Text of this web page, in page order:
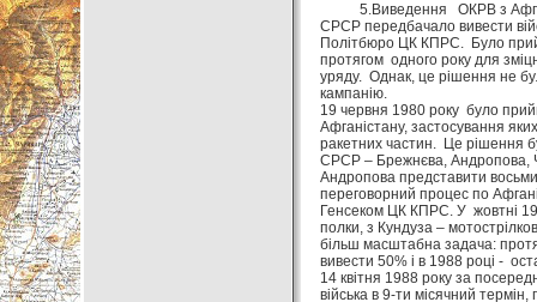
5.Виведення ОКРВ з
СРСР передбачало вивести
Політбюро ЦК КПРС. Було
протягом одного року для
уряду. Однак, це рішення не
кампанію.
19 червня 1980 року було
Афганістану, застосування
ракетних частин. Це рішення
СРСР – Брежнєва, Андропова,
Андропова представити
переговорний процес по
Генсеком ЦК КПРС. У жовтні
полки, з Кундуза –
більш масштабна задача:
вивести 50% і в 1988 році -
14 квітня 1988 року за
війська в 9-ти місячний